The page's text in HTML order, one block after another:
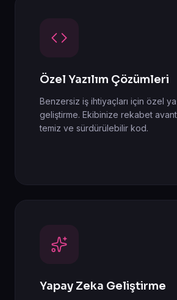
Özel Yazılım Çözümleri
Benzersiz iş ihtiyaçları için özel
geliştirme. Ekibinize rekabet
temiz ve sürdürülebilir kod.
Yapay Zeka Geliştirme